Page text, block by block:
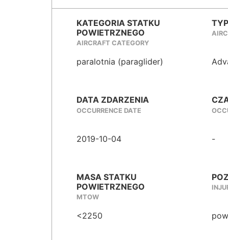
KATEGORIA STATKU
POWIETRZNEGO
AIRCRAFT CATEGORY
paralotnia (paraglider)
DATA ZDARZENIA
OCCURRENCE DATE
2019-10-04 -
MASA STATKU
POWIETRZNEGO
MTOW
<2250